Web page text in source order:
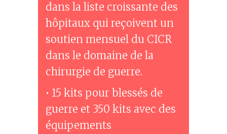
dans la liste croissante des
hôpitaux qui reçoivent un
soutien mensuel du CICR
dans le domaine de la
chirurgie de guerre.
• 15 kits pour blessés de
guerre et 350 kits avec des
équipements